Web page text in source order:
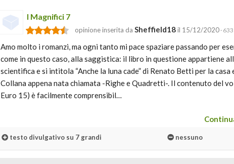
I Magnifici 7
opinione inserita da Sheffield18il 15/12/2020 ·
Amo molto i romanzi, ma ogni tanto mi pace spaziare passando per
come in questo caso, alla saggistica: il libro in questione appartiene
scientifica e si intitola “Anche la luna cade” di Renato Betti per la
Collana appena nata chiamata -Righe e Quadretti-. Il contenuto del
Euro 15) è facilmente comprensibil…
testo divulgativo su 7 grandi nessuno